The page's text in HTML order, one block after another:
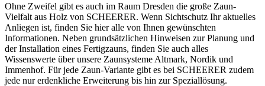
Ohne Zweifel gibt es auch im Raum Dresden die große Zaun-
Vielfalt aus Holz von SCHEERER. Wenn Sichtschutz Ihr aktuelles
Anliegen ist, finden Sie hier alle von Ihnen gewünschten
Informationen. Neben grundsätzlichen Hinweisen zur Planung und
der Installation eines Fertigzauns, finden Sie auch alles
Wissenswerte über unsere Zaunsysteme Altmark, Nordik und
Immenhof. Für jede Zaun-Variante gibt es bei SCHEERER zudem
jede nur erdenkliche Erweiterung bis hin zur Speziallösung.